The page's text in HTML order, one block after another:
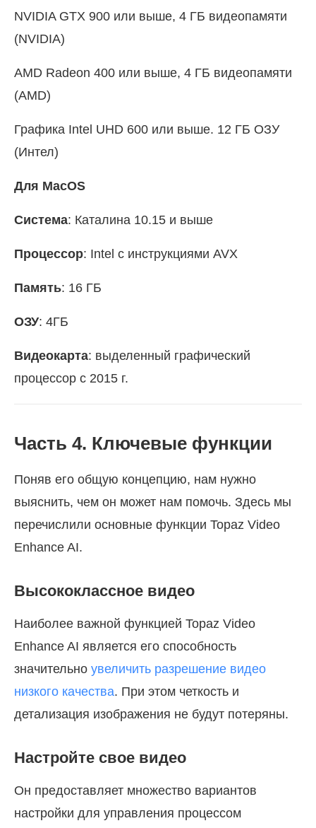
NVIDIA GTX 900 или выше, 4 ГБ видеопамяти
(NVIDIA)
AMD Radeon 400 или выше, 4 ГБ видеопамяти
(AMD)
Графика Intel UHD 600 или выше. 12 ГБ ОЗУ
(Интел)
Для MacOS
Система: Каталина 10.15 и выше
Процессор: Intel с инструкциями AVX
Память: 16 ГБ
ОЗУ: 4ГБ
Видеокарта: выделенный графический
процессор с 2015 г.
Часть 4. Ключевые функции
Поняв его общую концепцию, нам нужно
выяснить, чем он может нам помочь. Здесь мы
перечислили основные функции Topaz Video
Enhance AI.
Высококлассное видео
Наиболее важной функцией Topaz Video
Enhance AI является его способность
значительно увеличить разрешение видео
низкого качества. При этом четкость и
детализация изображения не будут потеряны.
Настройте свое видео
Он предоставляет множество вариантов
настройки для управления процессом